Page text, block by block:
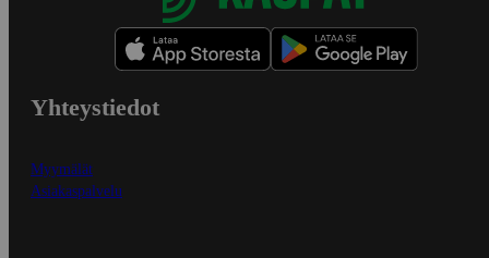
Yhteystiedot
Myymälät
Asiakaspalvelu